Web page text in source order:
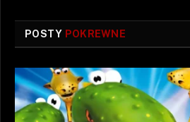
POSTY POKREWNE